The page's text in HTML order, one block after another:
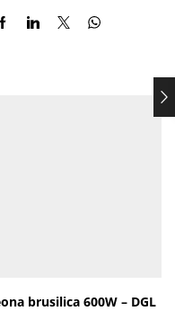
brusilica 600W – DGL